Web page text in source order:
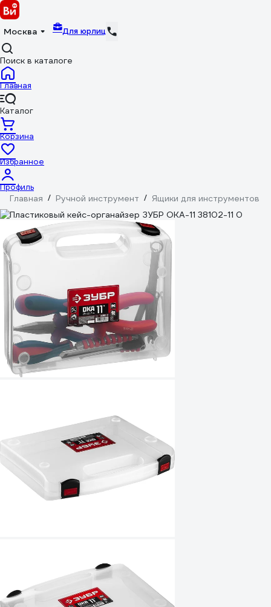
Москва Для юрлиц
Поиск в каталоге
Главная
Каталог
Корзина
Избранное
Профиль
Главная / Ручной инструмент / Ящики для инструментов